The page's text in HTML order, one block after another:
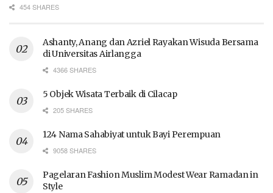
454 SHARES
Ashanty, Anang dan Azriel Rayakan Wisuda Bersama
di Universitas Airlangga
4366 SHARES
5 Objek Wisata Terbaik di Cilacap
205 SHARES
124 Nama Sahabiyat untuk Bayi Perempuan
9058 SHARES
Pagelaran Fashion Muslim Modest Wear Ramadan in
Style